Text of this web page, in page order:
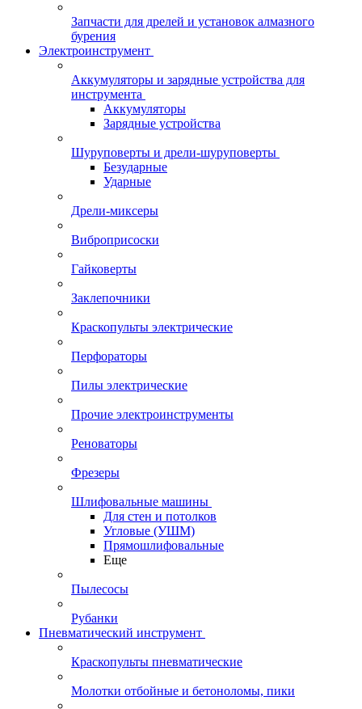
Запчасти для дрелей и установок алмазного
бурения
Электроинструмент
Аккумуляторы и зарядные устройства для
инструмента
Аккумуляторы
Зарядные устройства
Шуруповерты и дрели-шуруповерты
Безударные
Ударные
Дрели-миксеры
Виброприсоски
Гайковерты
Заклепочники
Краскопульты электрические
Перфораторы
Пилы электрические
Прочие электроинструменты
Реноваторы
Фрезеры
Шлифовальные машины
Для стен и потолков
Угловые (УШМ)
Прямошлифовальные
Еще
Пылесосы
Рубанки
Пневматический инструмент
Краскопульты пневматические
Молотки отбойные и бетоноломы, пики